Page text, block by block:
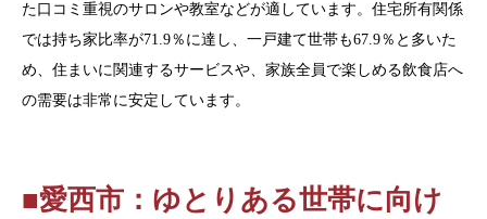
た口コミ重視のサロンや教室などが適しています。住宅所有関係
では持ち家比率が71.9％に達し、一戸建て世帯も67.9％と多いた
め、住まいに関連するサービスや、家族全員で楽しめる飲食店へ
の需要は非常に安定しています。
■愛西市：ゆとりある世帯に向け